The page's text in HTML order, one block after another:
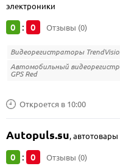
электроники
0 : 0 Отзывы (0)
Видеорегистраторы
Автомобильный
GPS Red
Откроется в 10:00
Autopuls.su,автотовары
0 : 0 Отзывы (0)